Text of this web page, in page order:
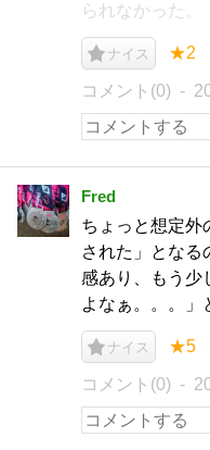
られなかった。
ナイス ★2
コメント(0)
Fred
ちょっと想定外
された」となる
感あり、もう少
よなぁ。。。」
ナイス ★5
コメント(0)